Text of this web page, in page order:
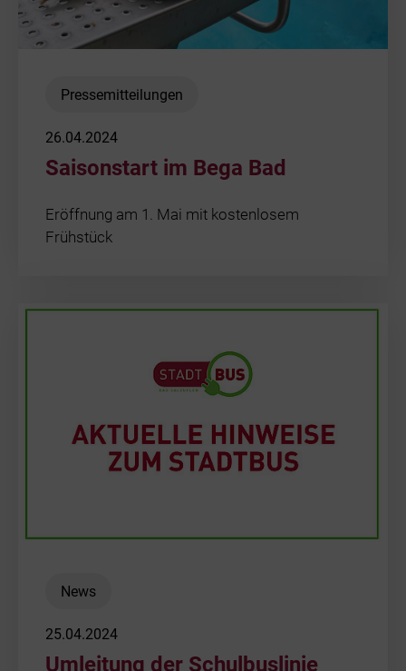
Pressemitteilungen
26.04.2024
Saisonstart im Bega Bad
Eröffnung am 1. Mai mit kostenlosem
Frühstück
News
25.04.2024
Umleitung der Schulbuslinie